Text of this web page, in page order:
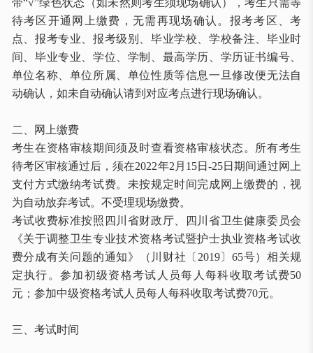
待考区开通网上缴费，无需再现场确认。报考考区、考
点、报考专业、报考级别、毕业学校、学校备注、毕业时
间、毕业专业、学位、学制、最高学历、学历证书编号、
单位名称、单位所属、单位性质等信息一旦修改便无法自
动确认，如未自动确认请到对应考点进行现场确认。
二、网上缴费
考生在资格审核期间须及时查看资格审核状态。所有考生
待考区审核通过后，须在2022年2月15日-25日期间通过网上
支付方式缴纳考试费。未按规定时间完成网上缴费的，视
为自动放弃考试。不受理现场缴费。
考试收费标准按照四川省财政厅、四川省卫生健康委员会
《关于调整卫生专业技术资格考试暨护士执业资格考试收
费分成有关问题的通知》（川财社〔 2019〕65号）相关规
定执行。参加初级资格考试人员每人每科收取考试费50
元；参加中级资格考试人员每人每科收取考试费70元。
三、考试时间